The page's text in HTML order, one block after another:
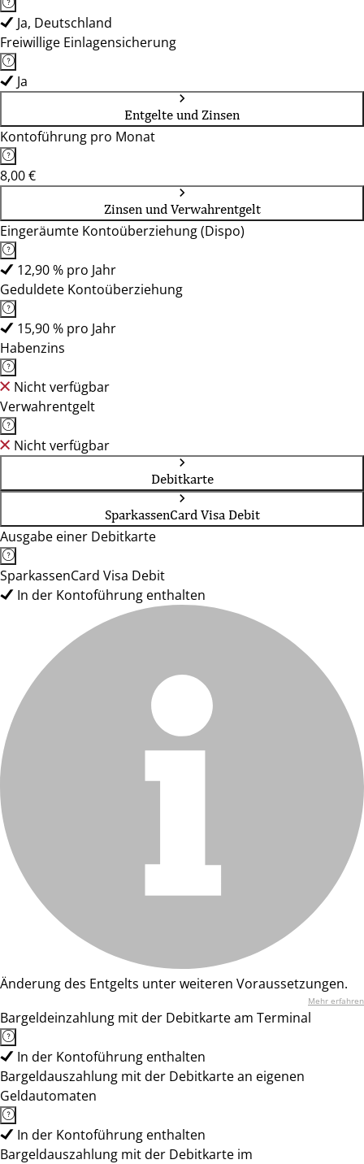
Ja, Deutschland
Freiwillige Einlagensicherung
Ja
Entgelte und Zinsen
Kontoführung pro Monat
8,00 €
Zinsen und Verwahrentgelt
Eingeräumte Kontoüberziehung (Dispo)
12,90 % pro Jahr
Geduldete Kontoüberziehung
15,90 % pro Jahr
Habenzins
Nicht verfügbar
Verwahrentgelt
Nicht verfügbar
Debitkarte
SparkassenCard Visa Debit
Ausgabe einer Debitkarte
SparkassenCard Visa Debit
In der Kontoführung enthalten
Änderung des Entgelts unter weiteren Voraussetzungen.
Mehr erfahren
Bargeldeinzahlung mit der Debitkarte am Terminal
In der Kontoführung enthalten
Bargeldauszahlung mit der Debitkarte an eigenen
Geldautomaten
In der Kontoführung enthalten
Bargeldauszahlung mit der Debitkarte im